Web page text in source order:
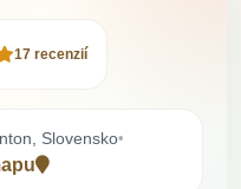
17 recenzií
Slovensko•